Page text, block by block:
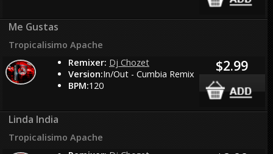
Me Gustas
Tropicalisimo Apache
Remixer: Dj Chozet
Version:In/Out - Cumbia Remix
BPM:120
$2.99
Linda India
Tropicalisimo Apache